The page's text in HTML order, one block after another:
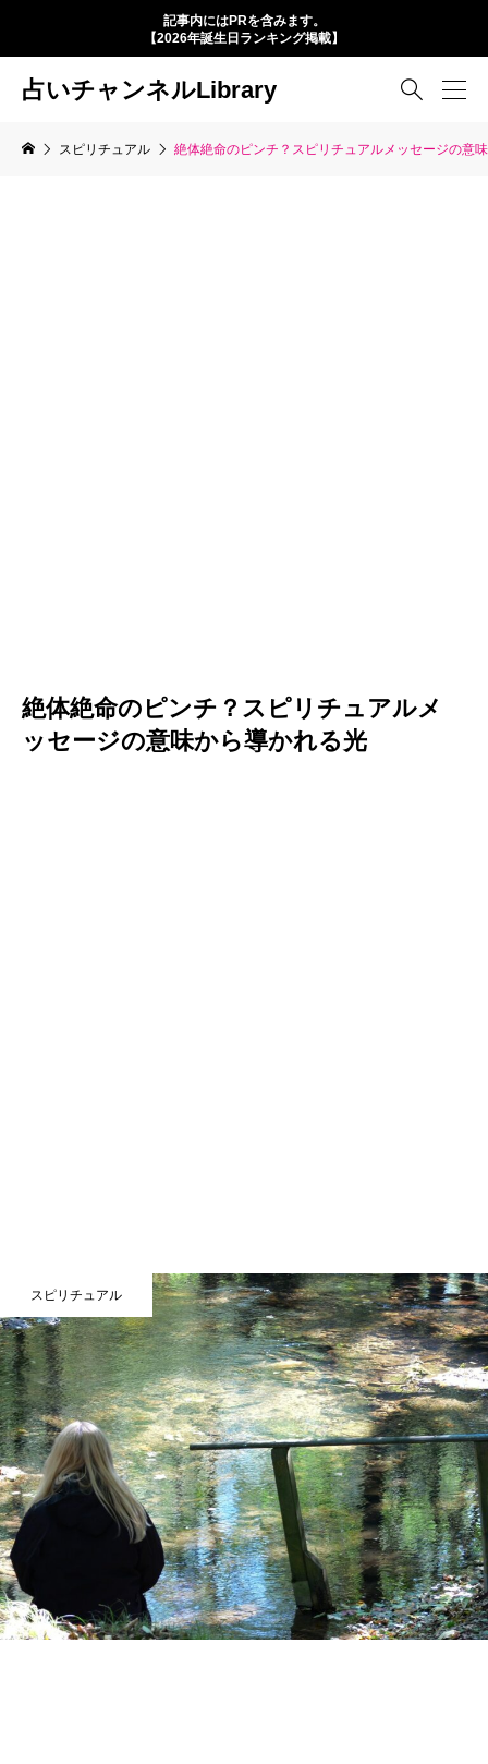
記事内にはPRを含みます。
【2026年誕生日ランキング掲載】
占いチャンネルLibrary 
スピリチュアル 絶体絶命のピンチ？スピリチュアルメッセージの意
絶体絶命のピンチ？スピリチュアルメ
ッセージの意味から導かれる光
スピリチュアル